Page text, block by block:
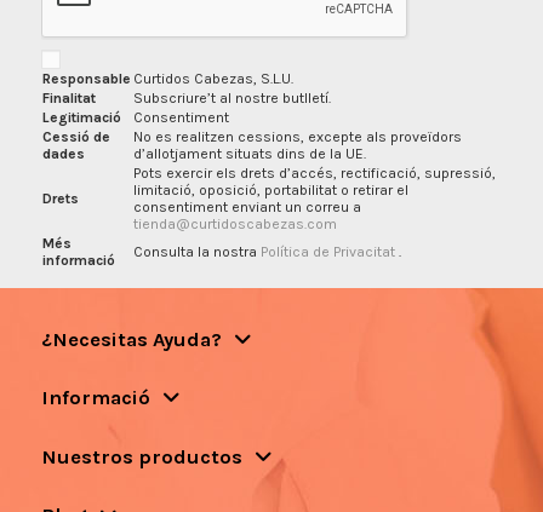
Responsable Curtidos Cabezas, S.L.U.
Finalitat
Subscriure’t al nostre butlletí.
Legitimació
Consentiment
Cessió de
dades
No es realitzen cessions, excepte als proveïdors
d’allotjament situats dins de la UE.
Drets
Pots exercir els drets d’accés, rectificació, supressió,
limitació, oposició, portabilitat o retirar el
consentiment enviant un correu a
tienda@curtidoscabezas.com
Més
informació
Consulta la nostra Política de Privacitat
¿Necesitas Ayuda?
Informació
Nuestros productos